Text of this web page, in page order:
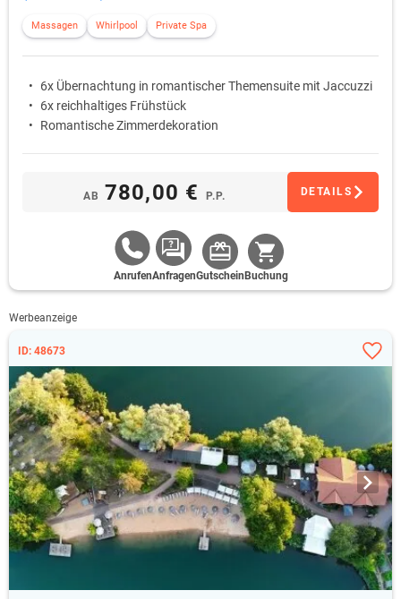
Massagen Whirlpool Private Spa
6x Übernachtung in romantischer Themensuite mit Jaccuzzi
6x reichhaltiges Frühstück
Romantische Zimmerdekoration
AB 780,00 € P.P. DETAILS
AnrufenAnfragenGutschein Buchung
Werbeanzeige
ID: 48673